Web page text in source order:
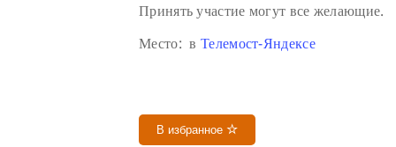
Принять участие могут все желающие.
Место: вТелемост-Яндексе
В избранное